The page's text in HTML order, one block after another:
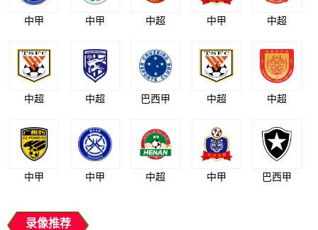
中甲 中甲 中超 中甲 中超
中超 中超 巴西甲 中超 中超
中甲 中甲 中超 中甲 巴西甲
录像推荐